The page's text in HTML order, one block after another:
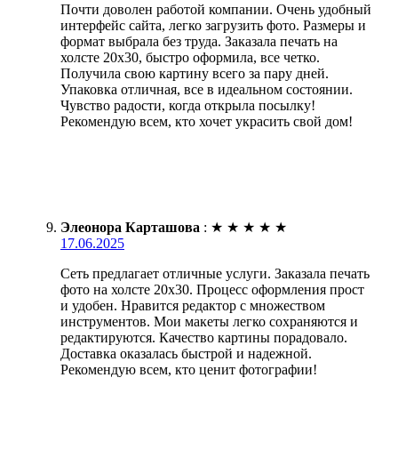
Почти доволен работой компании. Очень удобный
интерфейс сайта, легко загрузить фото. Размеры и
формат выбрала без труда. Заказала печать на
холсте 20х30, быстро оформила, все четко.
Получила свою картину всего за пару дней.
Упаковка отличная, все в идеальном состоянии.
Чувство радости, когда открыла посылку!
Рекомендую всем, кто хочет украсить свой дом!
Элеонора Карташова : ★ ★ ★ ★ ★
17.06.2025
Сеть предлагает отличные услуги. Заказала печать
фото на холсте 20х30. Процесс оформления прост
и удобен. Нравится редактор с множеством
инструментов. Мои макеты легко сохраняются и
редактируются. Качество картины порадовало.
Доставка оказалась быстрой и надежной.
Рекомендую всем, кто ценит фотографии!